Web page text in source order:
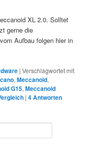
XL 2.0. Solltet
gerne die
Aufbau folgen hier in
|Verschlagwortet mit
,Meccanoid,
G15,Meccanoid
|4Antworten